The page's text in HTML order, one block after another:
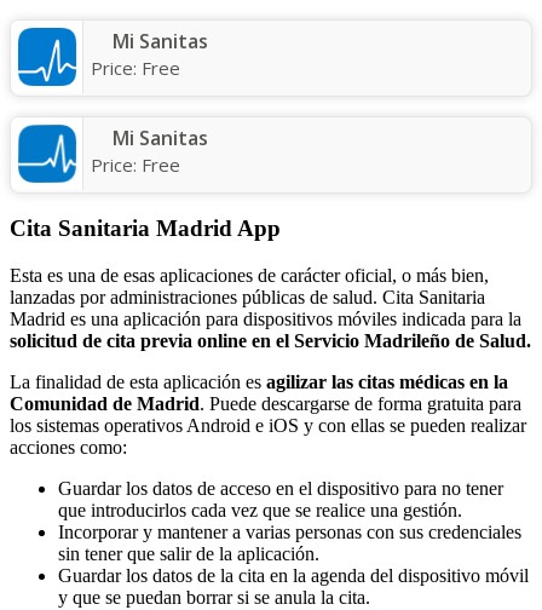
Mi Sanitas
Price: Free
Mi Sanitas
Price: Free
Cita Sanitaria Madrid App
Esta es una de esas aplicaciones de carácter oficial, o más bien,
lanzadas por administraciones públicas de salud. Cita Sanitaria
Madrid es una aplicación para dispositivos móviles indicada para la
solicitud de cita previa online en el Servicio Madrileño de Salud.
La finalidad de esta aplicación es agilizar las citas médicas en la
Comunidad de Madrid. Puede descargarse de forma gratuita para
los sistemas operativos Android e iOS y con ellas se pueden realizar
acciones como:
Guardar los datos de acceso en el dispositivo para no tener
que introducirlos cada vez que se realice una gestión.
Incorporar y mantener a varias personas con sus credenciales
sin tener que salir de la aplicación.
Guardar los datos de la cita en la agenda del dispositivo móvil
y que se puedan borrar si se anula la cita.